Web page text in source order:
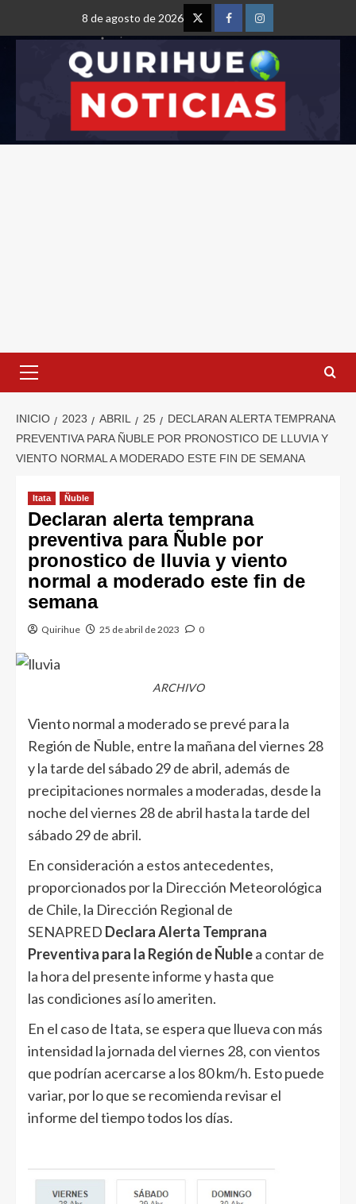
8 de agosto de 2026
INICIO 2023 ABRIL 25
DECLARAN ALERTA TEMPRANA
PREVENTIVA PARA ÑUBLE POR PRONOSTICO DE LLUVIA Y
VIENTO NORMAL A MODERADO ESTE FIN DE SEMANA
Itata Ñuble
Declaran alerta temprana
preventiva para Ñuble por
pronostico de lluvia y viento
normal a moderado este fin de
semana
Quirihue 25 de abril de 2023 0
ARCHIVO
Viento normal a moderado se prevé para la
Región de Ñuble, entre la mañana del viernes 28
y la tarde del sábado 29 de abril, además de
precipitaciones normales a moderadas, desde la
noche del viernes 28 de abril hasta la tarde del
sábado 29 de abril.
En consideración a estos antecedentes,
proporcionados por la Dirección Meteorológica
de Chile, la Dirección Regional de
SENAPRED Declara Alerta Temprana
Preventiva para la Región de Ñublea contar de
la hora del presente informe y hasta que
las condiciones así lo ameriten.
En el caso de Itata, se espera que llueva con más
intensidad la jornada del viernes 28, con vientos
que podrían acercarse a los 80 km/h. Esto puede
variar, por lo que se recomienda revisar el
informe del tiempo todos los días.